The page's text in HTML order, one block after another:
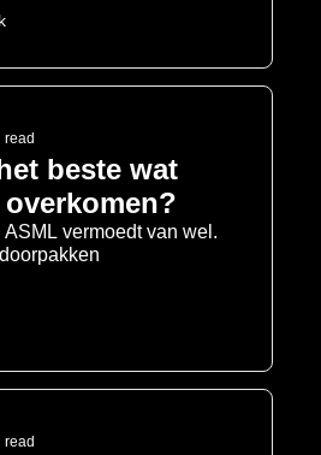
read
beste wat
vermoedt van wel.
read